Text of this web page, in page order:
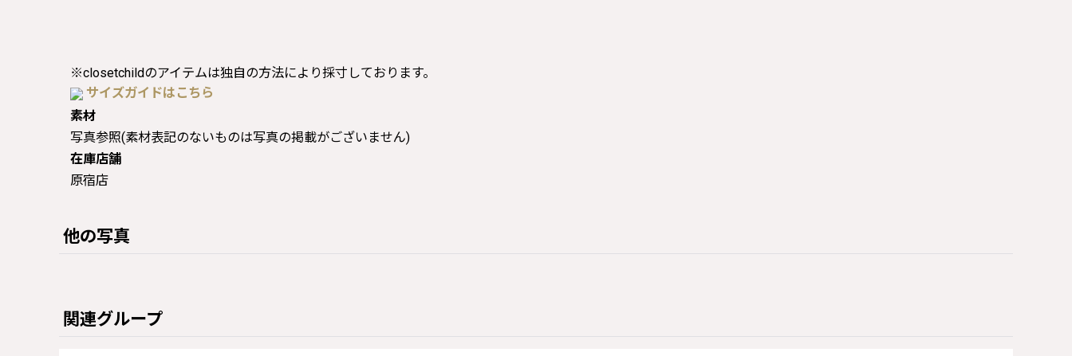
※closetchildのアイテムは独自の方法により採寸しております。
サイズガイドはこちら
素材
写真参照(素材表記のないものは写真の掲載がございません)
在庫店舗
原宿店
他の写真
関連グループ